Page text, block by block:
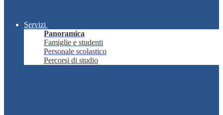
Servizi
Panoramica
Famiglie e studenti
Personale scolastico
Percorsi di studio